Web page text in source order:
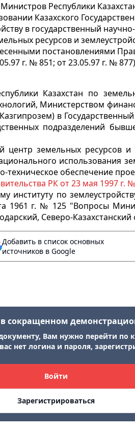
Республики
Казахского
в государственный
ресурсов и
постановлениями
г. № 851; от 23.05.97 г. № 877)
Казахстан по
Министерством
в
подразделений
земельных ресурсов и
использования
обеспечение
РК от 23 мая 1997 г.
институту по
г. № 125 "Вопросы
Северо-
Добавить в список основных
источников в Google
сокращенном
Вам нужно перейти по
нет логина и пароля,
Войти
Зарегистрироваться